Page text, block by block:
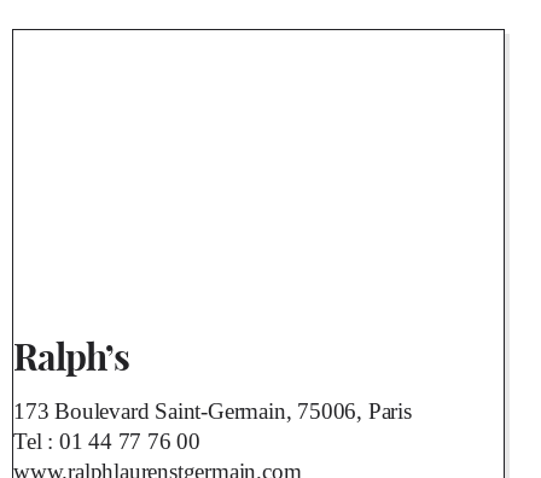
Ralph’s
173 Boulevard Saint-Germain, 75006, Paris
Tel : 01 44 77 76 00
www.ralphlaurenstgermain.com